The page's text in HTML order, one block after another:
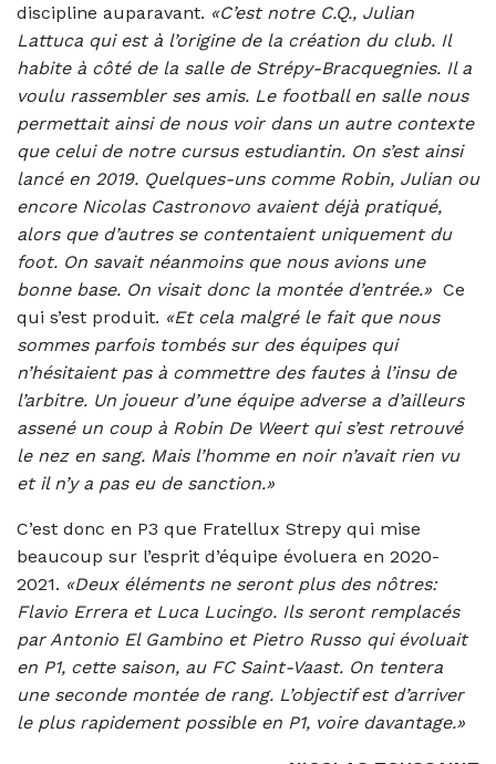
discipline auparavant. «C’est notre C.Q., Julian
Lattuca qui est à l’origine de la création du club. Il
habite à côté de la salle de Strépy-Bracquegnies. Il a
voulu rassembler ses amis. Le football en salle nous
permettait ainsi de nous voir dans un autre contexte
que celui de notre cursus estudiantin. On s’est ainsi
lancé en 2019. Quelques-uns comme Robin, Julian ou
encore Nicolas Castronovo avaient déjà pratiqué,
alors que d’autres se contentaient uniquement du
foot. On savait néanmoins que nous avions une
bonne base. On visait donc la montée d’entrée.» Ce
qui s’est produit. «Et cela malgré le fait que nous
sommes parfois tombés sur des équipes qui
n’hésitaient pas à commettre des fautes à l’insu de
l’arbitre. Un joueur d’une équipe adverse a d’ailleurs
assené un coup à Robin De Weert qui s’est retrouvé
le nez en sang. Mais l’homme en noir n’avait rien vu
et il n’y a pas eu de sanction.»
C’est donc en P3 que Fratellux Strepy qui mise
beaucoup sur l’esprit d’équipe évoluera en 2020-
2021. «Deux éléments ne seront plus des nôtres:
Flavio Errera et Luca Lucingo. Ils seront remplacés
par Antonio El Gambino et Pietro Russo qui évoluait
en P1, cette saison, au FC Saint-Vaast. On tentera
une seconde montée de rang. L’objectif est d’arriver
le plus rapidement possible en P1, voire davantage.»